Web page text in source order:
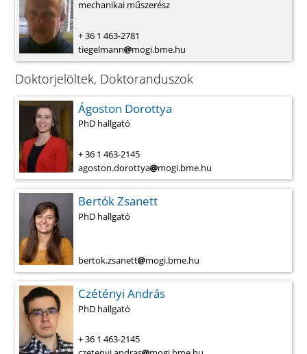
mechanikai műszerész
+ 36 1 463-2781
tiegelmann
mogi.bme.hu
Doktorjelöltek, Doktoranduszok
Ágoston Dorottya
PhD hallgató
+ 36 1 463-2145
agoston.dorottya
mogi.bme.hu
Bertók Zsanett
PhD hallgató
bertok.zsanett mogi.bme.hu
Czétényi András
PhD hallgató
+ 36 1 463-2145